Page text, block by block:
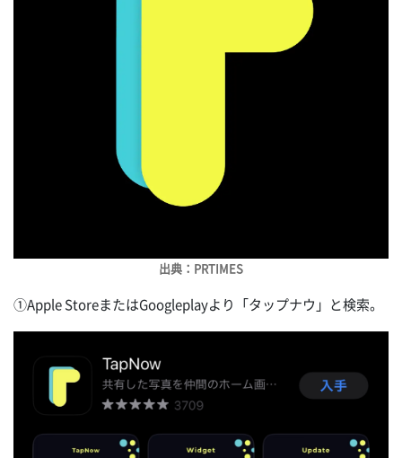
出典：PRTIMES
①Apple StoreまたはGoogleplayより「タップナウ」と検索。